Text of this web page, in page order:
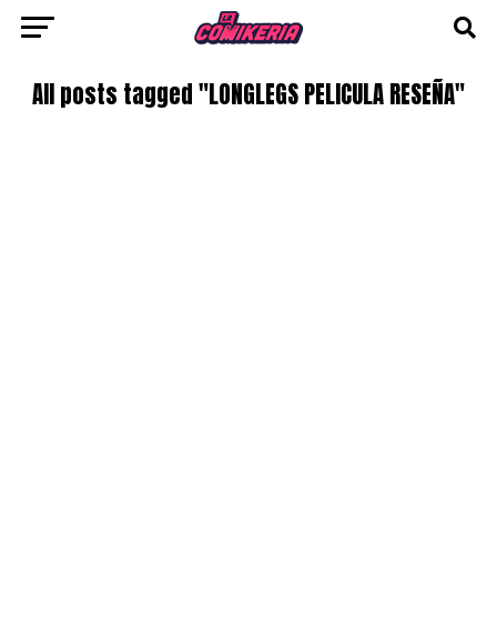
All posts tagged "LONGLEGS PELICULA RESEÑA"